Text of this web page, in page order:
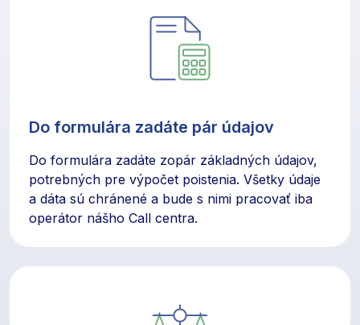
Do formulára zadáte pár údajov
Do formulára zadáte zopár základných údajov,
potrebných pre výpočet poistenia. Všetky údaje
a dáta sú chránené a bude s nimi pracovať iba
operátor nášho Call centra.